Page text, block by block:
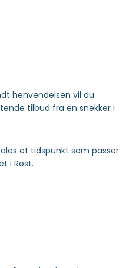
henvendelsen vil du
tilbud fra en snekker i
et tidspunkt som passer
i Røst.